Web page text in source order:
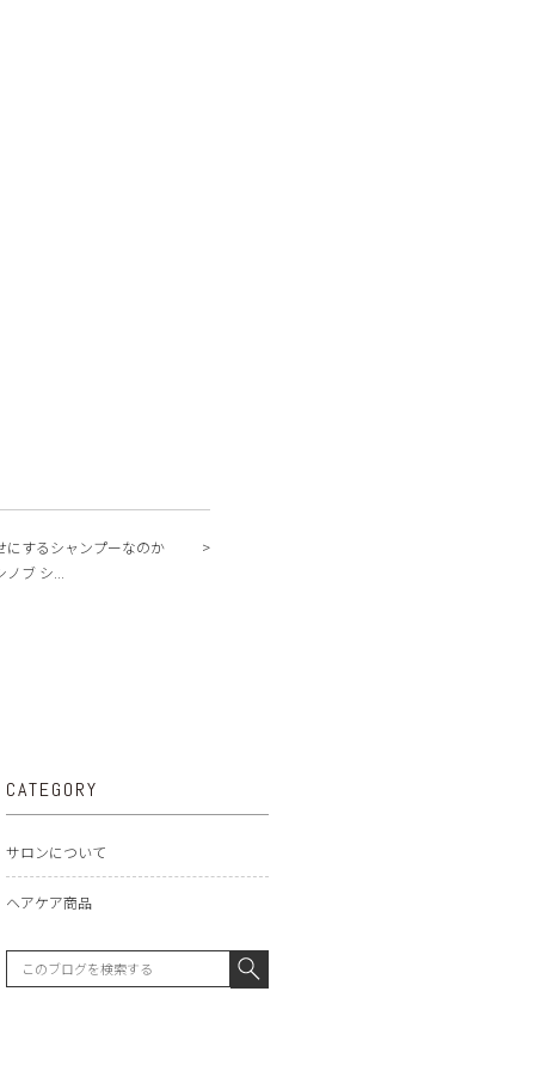
にするシャンプーなのか
ブ シ...
CATEGORY
サロンについて
ヘアケア商品